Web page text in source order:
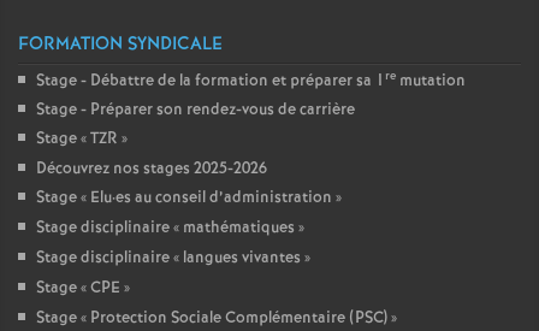
FORMATION SYNDICALE
Stage - Débattre de la formation et préparer sa 1 re mutation
Stage - Préparer son rendez-vous de carrière
Stage «TZR »
Découvrez nos stages 2025-2026
Stage « Elu·es au conseil d’administration »
Stage disciplinaire « mathématiques »
Stage disciplinaire « langues vivantes »
Stage «CPE »
Stage « Protection Sociale Complémentaire (PSC)»